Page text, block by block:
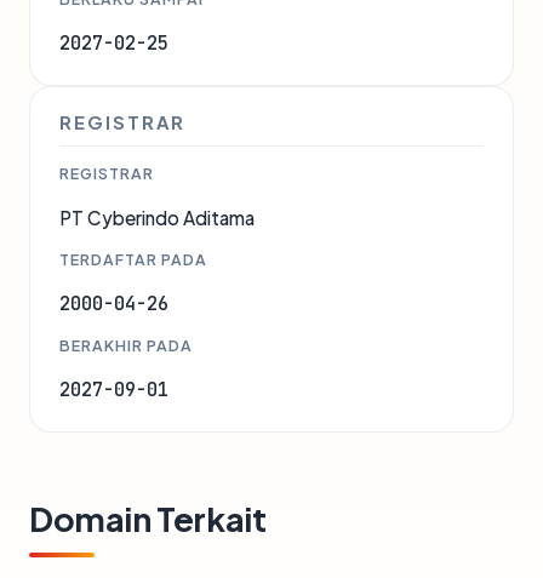
2027-02-25
REGISTRAR
REGISTRAR
PT Cyberindo Aditama
TERDAFTAR PADA
2000-04-26
BERAKHIR PADA
2027-09-01
Domain Terkait